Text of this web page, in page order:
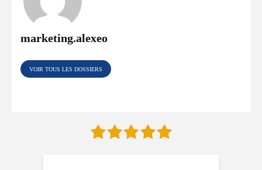
marketing.alexeo
VOIR TOUS LES DOSSIERS